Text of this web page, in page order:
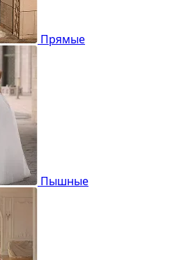
Прямые
Пышные